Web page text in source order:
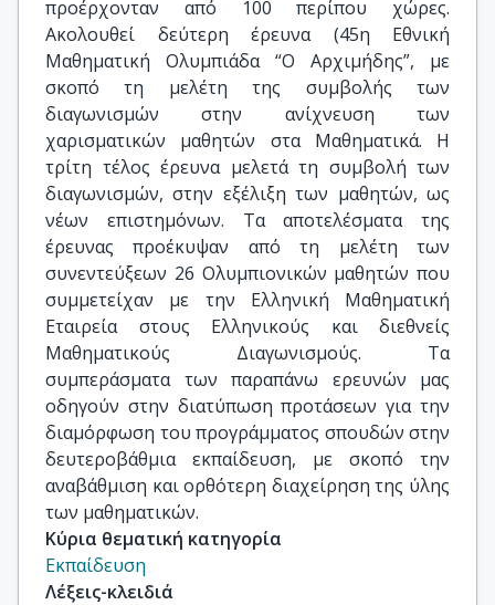
προέρχονταν από 100 περίπου χώρες.
Ακολουθεί δεύτερη έρευνα (45η Εθνική
Μαθηματική Ολυμπιάδα “Ο Αρχιμήδης”, με
σκοπό τη μελέτη της συμβολής των
διαγωνισμών στην ανίχνευση των
χαρισματικών μαθητών στα Μαθηματικά. Η
τρίτη τέλος έρευνα μελετά τη συμβολή των
διαγωνισμών, στην εξέλιξη των μαθητών, ως
νέων επιστημόνων. Τα αποτελέσματα της
έρευνας προέκυψαν από τη μελέτη των
συνεντεύξεων 26 Ολυμπιονικών μαθητών που
συμμετείχαν με την Ελληνική Μαθηματική
Εταιρεία στους Ελληνικούς και διεθνείς
Μαθηματικούς Διαγωνισμούς. Τα
συμπεράσματα των παραπάνω ερευνών μας
οδηγούν στην διατύπωση προτάσεων για την
διαμόρφωση του προγράμματος σπουδών στην
δευτεροβάθμια εκπαίδευση, με σκοπό την
αναβάθμιση και ορθότερη διαχείρηση της ύλης
των μαθηματικών.
Κύρια θεματική κατηγορία
Εκπαίδευση
Λέξεις-κλειδιά